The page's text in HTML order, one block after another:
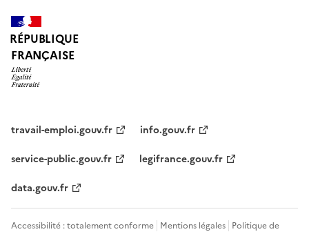
RÉPUBLIQUE
FRANÇAISE
travail-emploi.gouv.fr
info.gouv.fr
service-public.gouv.fr
legifrance.gouv.fr
data.gouv.fr
Accessibilité : totalement conforme Mentions légales Politique de